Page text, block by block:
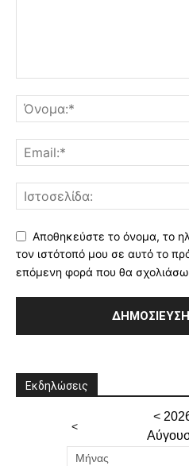
Αποθηκεύστε το όνομα, το
τον ιστότοπό μου σε αυτό το
επόμενη φορά που θα
Εκδηλώσεις
<
<
Μήνας